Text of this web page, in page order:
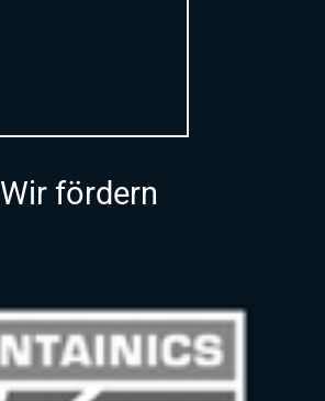
Wir fördern